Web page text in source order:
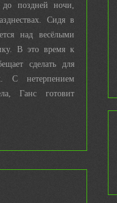
до поздней ночи,
Сидя в
над весёлыми
В это время к
сделать для
С нетерпением
Ганс готовит